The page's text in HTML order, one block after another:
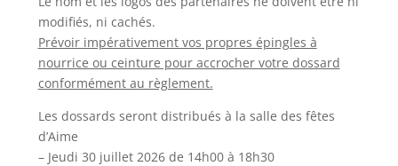
modifiés, ni cachés.
Prévoir impérativement vos propres épingles à
nourrice ou ceinture pour accrocher votre dossard
conformément au règlement.
Les dossards seront distribués à la salle des fêtes
d’Aime
– Jeudi 30 juillet 2026 de 14h00 à 18h30